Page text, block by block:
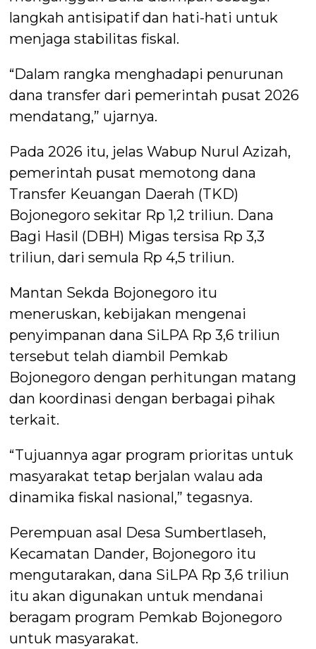
langkah antisipatif dan hati-hati untuk
menjaga stabilitas fiskal.
“Dalam rangka menghadapi penurunan
dana transfer dari pemerintah pusat 2026
mendatang,” ujarnya.
Pada 2026 itu, jelas Wabup Nurul Azizah,
pemerintah pusat memotong dana
Transfer Keuangan Daerah (TKD)
Bojonegoro sekitar Rp 1,2 triliun. Dana
Bagi Hasil (DBH) Migas tersisa Rp 3,3
triliun, dari semula Rp 4,5 triliun.
Mantan Sekda Bojonegoro itu
meneruskan, kebijakan mengenai
penyimpanan dana SiLPA Rp 3,6 triliun
tersebut telah diambil Pemkab
Bojonegoro dengan perhitungan matang
dan koordinasi dengan berbagai pihak
terkait.
“Tujuannya agar program prioritas untuk
masyarakat tetap berjalan walau ada
dinamika fiskal nasional,” tegasnya.
Perempuan asal Desa Sumbertlaseh,
Kecamatan Dander, Bojonegoro itu
mengutarakan, dana SiLPA Rp 3,6 triliun
itu akan digunakan untuk mendanai
beragam program Pemkab Bojonegoro
untuk masyarakat.